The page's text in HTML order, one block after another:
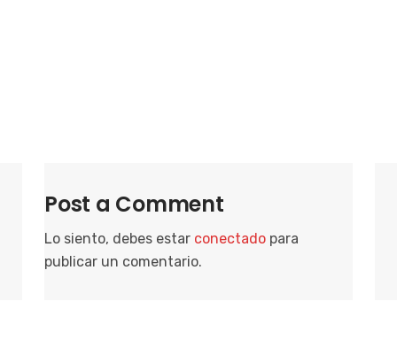
aPost a Comment
Lo siento, debes estar conectado para
publicar un comentario.